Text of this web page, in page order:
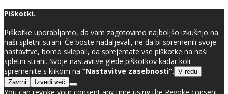
Piškotki.
Piškotke uporabljamo, da vam zagotovimo najboljšo izkušnjo na
naši spletni strani. Če boste nadaljevali, ne da bi spremenili svoje
nastavitve, bomo sklepali, da sprejemate vse piškotke na naši
spletni strani. Svoje nastavitve glede piškotkov kadar koli
spremenite s klikom na “Nastavitve zasebnosti”. V redu
Zavrni
Izvedi več